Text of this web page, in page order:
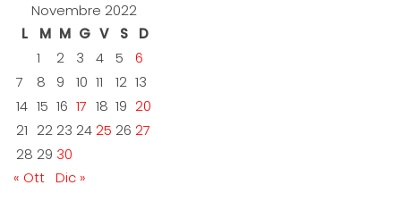
Novembre 2022
L
M M G V S
D
1
2 3 4 5
6
7
8 9 10 11 12 13
14 15 16 17 18 19 20
21 22 23 2425 26 27
28 29 30
« Ott Dic »